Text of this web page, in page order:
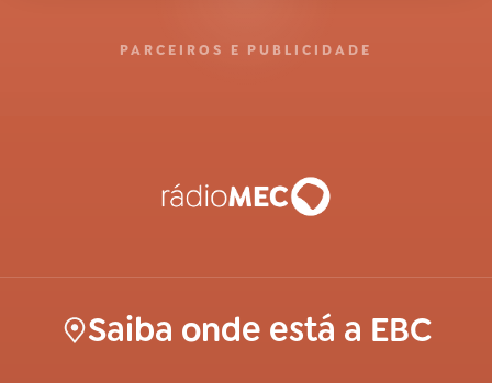
PARCEIROS E PUBLICIDADE
Saiba onde está a EBC